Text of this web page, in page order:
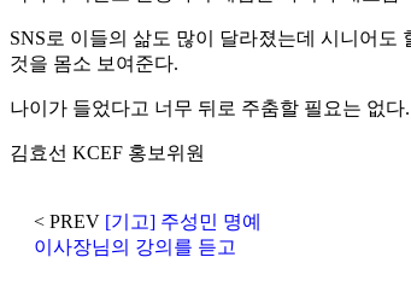
SNS로 이들의 삶도 많이 달라졌는데 시니어
것을 몸소 보여준다.
나이가 들었다고 너무 뒤로 주춤할 필요는 없
김효선 KCEF 홍보위원
< PREV [기고] 주성민 명예
이사장님의 강의를 듣고